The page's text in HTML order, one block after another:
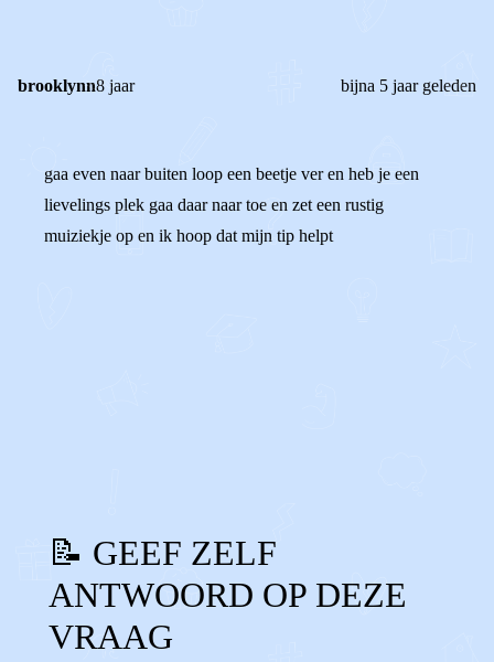
brooklynn8 jaar bijna 5 jaar geleden
gaa even naar buiten loop een beetje ver en heb je een
lievelings plek gaa daar naar toe en zet een rustig
muiziekje op en ik hoop dat mijn tip helpt
📝 GEEF ZELF
ANTWOORD OP DEZE
VRAAG